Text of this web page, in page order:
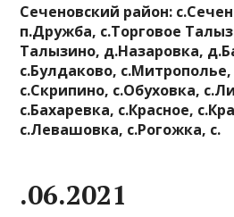
Сеченовский район:
п.Дружба, с.Торговое
Талызино, д.Назаровка,
с.Булдаково,
с.Скрипино, с.Обуховка,
с.Бахаревка, с.Красное,
с.Левашовка, с.Рогожка, с.
.06.2021